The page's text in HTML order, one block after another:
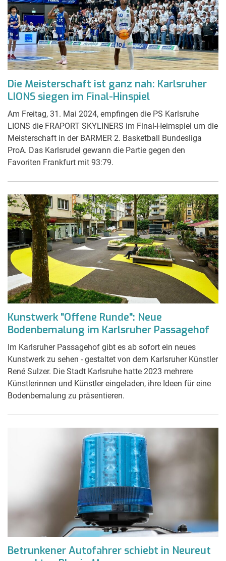
Die Meisterschaft ist ganz nah: Karlsruher
LIONS siegen im Final-Hinspiel
Am Freitag, 31. Mai 2024, empfingen die PS Karlsruhe
LIONS die FRAPORT SKYLINERS im Final-Heimspiel um die
Meisterschaft in der BARMER 2. Basketball Bundesliga
ProA. Das Karlsrudel gewann die Partie gegen den
Favoriten Frankfurt mit 93:79.
Kunstwerk "Offene Runde": Neue
Bodenbemalung im Karlsruher Passagehof
Im Karlsruher Passagehof gibt es ab sofort ein neues
Kunstwerk zu sehen - gestaltet von dem Karlsruher Künstler
René Sulzer. Die Stadt Karlsruhe hatte 2023 mehrere
Künstlerinnen und Künstler eingeladen, ihre Ideen für eine
Bodenbemalung zu präsentieren.
Betrunkener Autofahrer schiebt in Neureut